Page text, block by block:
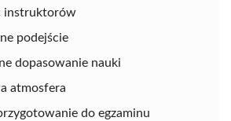
instruktorów
podejście
dopasowanie nauki
atmosfera
do egzaminu